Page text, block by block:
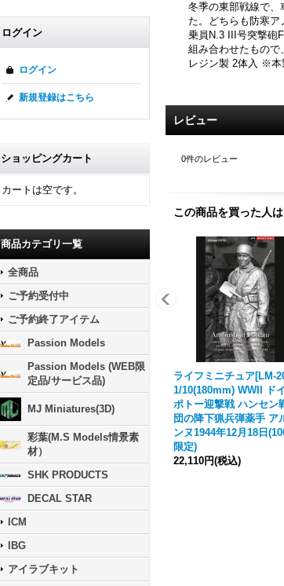
ログイン
ログイン
新規登録はこちら
ショッピングカート
カートは空です。
商品カテゴリ一覧
全商品
ご予約受付中
ご予約終了アイテム
Passion Models
Passion Models (WEB限
定品/サービス品)
MJ Miniatures(3D)
彩葉(M.S Models情景素
材）
SHK PRODUCTS
DECAL STAR
ICM
IBG
アイラブキット
冬季の東部戦線で、
た。どちらも防寒
乗員N.3 III号突撃砲
組み合わせたもので
レジン製 2体入 ※本
レビュー
0件のレビュー
この商品を買った人
ライフミニチュア[LM-
1/10(180mm) WWII ド
ポトー迎撃戦 ハンセン
団の降下猟兵弾薬手 ア
ンヌ1944年12月18日
限定)
22,110円(税込)